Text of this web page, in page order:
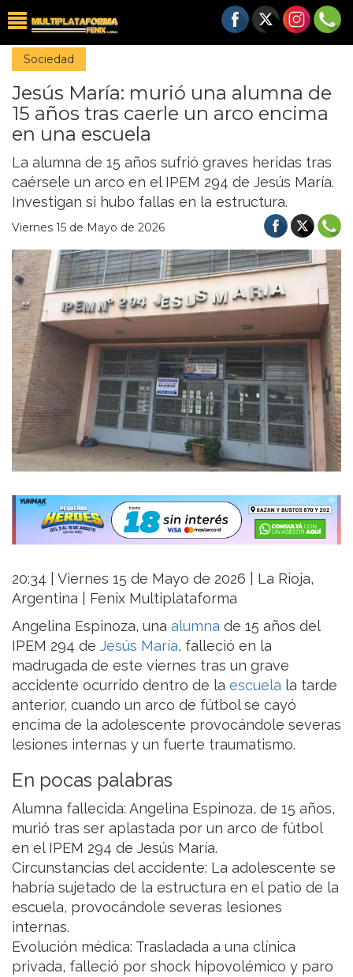
Sociedad
Jesús María: murió una alumna de
15 años tras caerle un arco encima
en una escuela
La alumna de 15 años sufrió graves heridas tras
caérsele un arco en el IPEM 294 de Jesús María.
Investigan si hubo fallas en la estructura.
Viernes 15 de Mayo de 2026
20:34 | Viernes 15 de Mayo de 2026 | La Rioja,
Argentina | Fenix Multiplataforma
Angelina Espinoza, una alumna de 15 años del
IPEM 294 de Jesús María, falleció en la
madrugada de este viernes tras un grave
accidente ocurrido dentro de la escuela la tarde
anterior, cuando un arco de fútbol se cayó
encima de la adolescente provocándole severas
lesiones internas y un fuerte traumatismo.
En pocas palabras
Alumna fallecida: Angelina Espinoza, de 15 años,
murió tras ser aplastada por un arco de fútbol
en el IPEM 294 de Jesús María.
Circunstancias del accidente: La adolescente se
habría sujetado de la estructura en el patio de la
escuela, provocándole severas lesiones
internas.
Evolución médica: Trasladada a una clínica
privada, falleció por shock hipovolémico y paro